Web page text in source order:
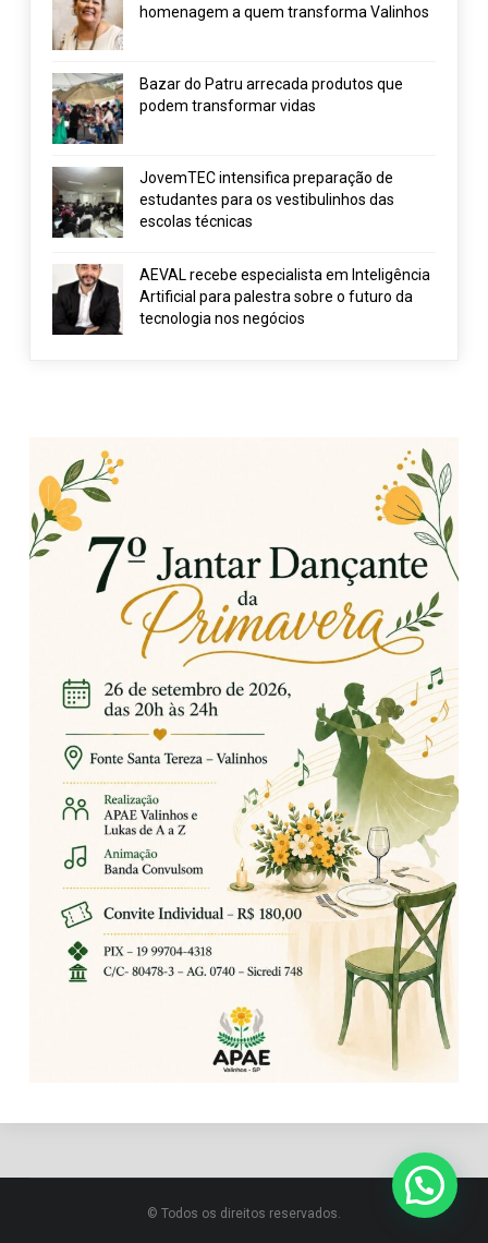
homenagem a quem transforma Valinhos
Bazar do Patru arrecada produtos que
podem transformar vidas
JovemTEC intensifica preparação de
estudantes para os vestibulinhos das
escolas técnicas
AEVAL recebe especialista em Inteligência
Artificial para palestra sobre o futuro da
tecnologia nos negócios
© Todos os direitos reservados.